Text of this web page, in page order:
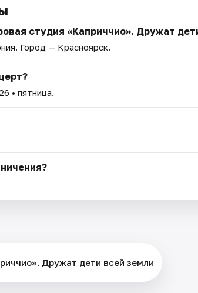
студия «Каприччио». Дружат
. Город — Красноярск.
• пятница.
Дружат дети всей земли